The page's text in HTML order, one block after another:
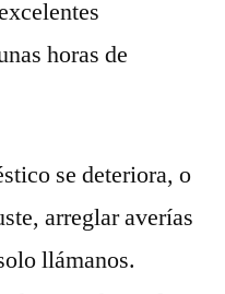
horas de
se deteriora, o
arreglar averías
llámanos.